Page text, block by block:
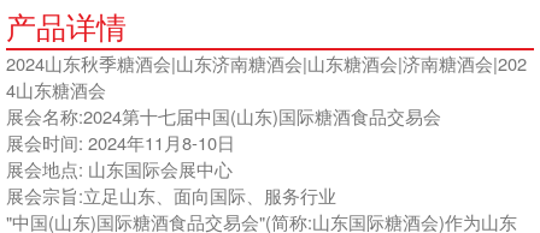
产品详情
2024山东秋季糖酒会|山东济南糖酒会|山东糖酒会|济南糖酒会|202
4山东糖酒会
展会名称:2024第十七届中国(山东)国际糖酒食品交易会
展会时间: 2024年11 月8-10日
展会地点: 山东国际会展中心
展会宗旨:立足山东、面向国际、服务行业
"中国(山东)国际糖酒食品交易会"(简称:山东国际糖酒会)作为山东